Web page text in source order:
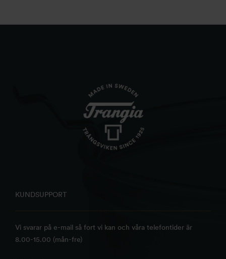
KUNDSUPPORT
Vi svarar på e-mail så fort vi kan och våra telefontider är
8.00-15.00 (mån-fre)